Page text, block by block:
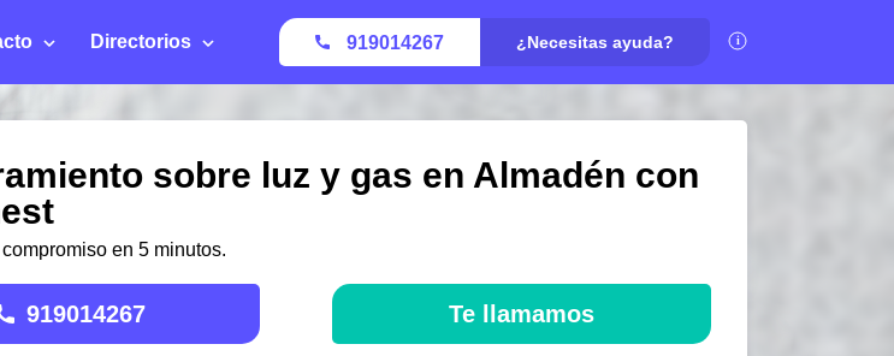
Directorios 919014267 ¿Necesitas ayuda?
sobre luz y gas en Almadén con
en 5 minutos.
919014267 Te llamamos